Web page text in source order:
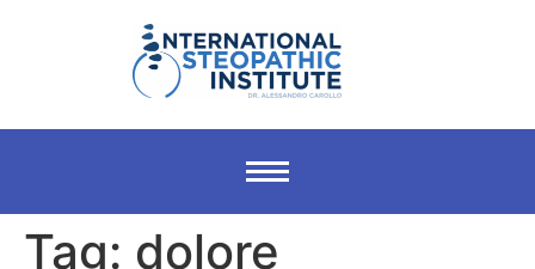
Tag: dolore